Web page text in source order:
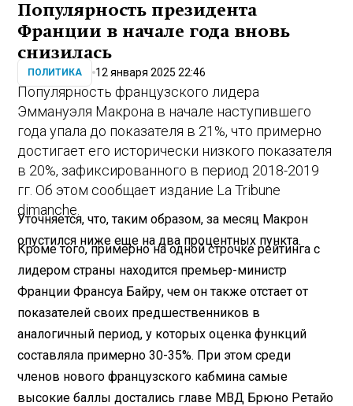
Популярность президента
Франции в начале года вновь
снизилась
ПОЛИТИКА 12 января 2025 22:46
Популярность французского лидера
Эммануэля Макрона в начале наступившего
года упала до показателя в 21%, что примерно
достигает его исторически низкого показателя
в 20%, зафиксированного в период 2018-2019
гг. Об этом сообщает издание La Tribune
dimanche.
Уточняется, что, таким образом, за месяц Макрон
опустился ниже еще на два процентных пункта.
Кроме того, примерно на одной строчке рейтинга с
лидером страны находится премьер-министр
Франции Франсуа Байру, чем он также отстает от
показателей своих предшественников в
аналогичный период, у которых оценка функций
составляла примерно 30-35%. При этом среди
членов нового французского кабмина самые
высокие баллы достались главе МВД Брюно Ретайо